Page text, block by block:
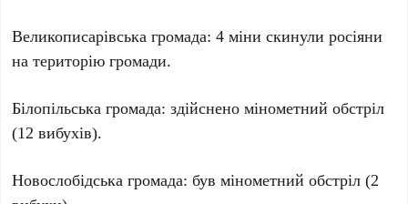
Великописарівська громада: 4 міни скинули росіяни
на територію громади.
Білопільська громада: здійснено мінометний обстріл
(12 вибухів).
Новослобідська громада: був мінометний обстріл (2